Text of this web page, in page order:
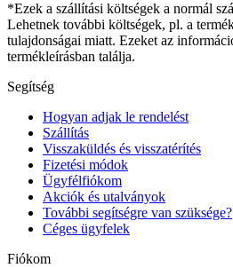
*Ezek a szállítási költségek a normál
Lehetnek további költségek, pl. a
tulajdonságai miatt. Ezeket az
termékleírásban találja.
Segítség
Hogyan adjak le rendelést
Szállítás
Visszaküldés és visszatérítés
Fizetési módok
Ügyfélfiókom
Akciók és utalványok
További segítségre van szüksége?
Céges ügyfelek
Fiókom